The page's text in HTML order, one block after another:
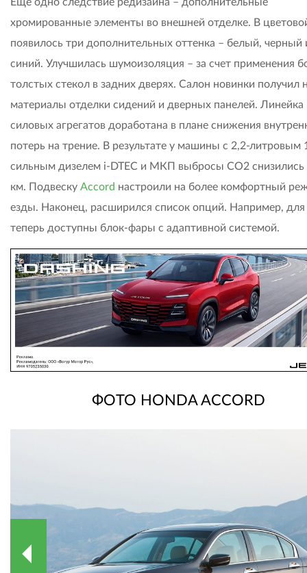
хромированные элементы во внешней отделке. В
появилось три дополнительных оттенка – белый, черный
синий. Улучшилась шумоизоляция – за счет применения
толстых стекол в задних дверях. Салон новинки получил
материалы отделки сидений и дверных панелей. Линейка
силовых агрегатов доработана в плане снижения
потерь на трение. В результате у машины с 2,2-литровым
сильным дизелем i-DTEC и МКП выбросы CO2 снизились
км. Подвеску Accord настроили на более комфортный
езды. Наконец, расширился список опций. Например, для
теперь доступны блок-фары с адаптивной системой.
ФОТО HONDA ACCORD